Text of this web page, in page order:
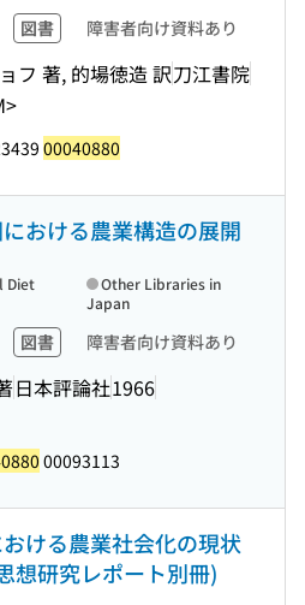
図書 障害者向け資料あり
フ 著, 的場徳造 訳刀江書院
00040880
おける農業構造の展開
図書 障害者向け資料あり
日本評論社1966
Diet
Other Libraries in
Japan
00093113
ける農業社会化の現状
想研究レポート別冊)